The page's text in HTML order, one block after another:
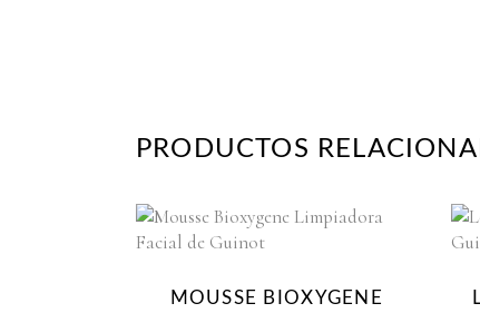
PRODUCTOS
MOUSSE BIOXYGENE